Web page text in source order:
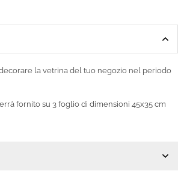
la vetrina del tuo negozio nel periodo
fornito su 3 foglio di dimensioni 45x35 cm